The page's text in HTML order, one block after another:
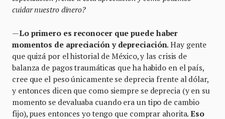
cuidar nuestro dinero?
—Lo primero es reconocer que puede haber
momentos de apreciación y depreciación. Hay gente
que quizá por el historial de México, y las crisis de
balanza de pagos traumáticas que ha habido en el país,
cree que el peso únicamente se deprecia frente al dólar,
y entonces dicen que como siempre se deprecia (y en su
momento se devaluaba cuando era un tipo de cambio
fijo), pues entonces yo tengo que comprar ahorita.Eso